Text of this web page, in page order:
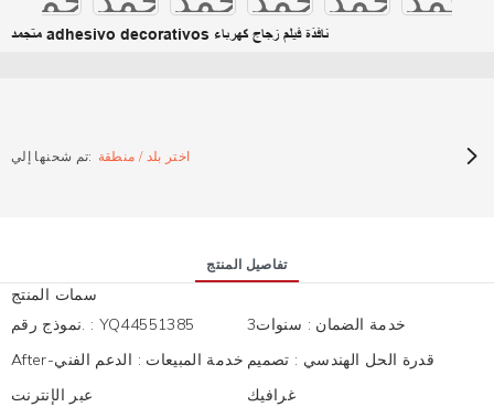
متجمد adhesivo decorativos نافذة فيلم زجاج كهرباء
تم شحنها إلي: اختر بلد / منطقة
تفاصيل المنتج
سمات المنتج
نموذج رقم. : YQ44551385 خدمة الضمان : سنوات3
After-خدمة المبيعات : الدعم الفني
عبر الإنترنت
قدرة الحل الهندسي : تصميم
غرافيك